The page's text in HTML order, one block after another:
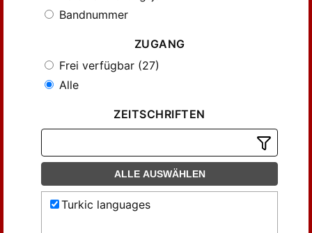
Bandnummer
ZUGANG
Frei verfügbar (27)
Alle
ZEITSCHRIFTEN
ALLE AUSWÄHLEN
Turkic languages